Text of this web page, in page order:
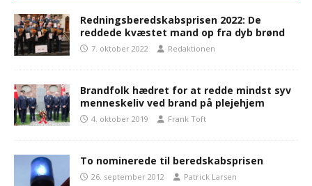
Redningsberedskabsprisen 2022: De
reddede kvæstet mand op fra dyb brønd
7. oktober 2022 Redaktionen
Brandfolk hædret for at redde mindst syv
menneskeliv ved brand på plejehjem
4. oktober 2019 Frank Toft
To nominerede til beredskabsprisen
26. september 2012 Patrick Larsen